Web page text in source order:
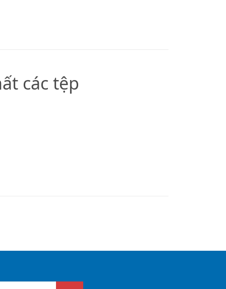
các tệp